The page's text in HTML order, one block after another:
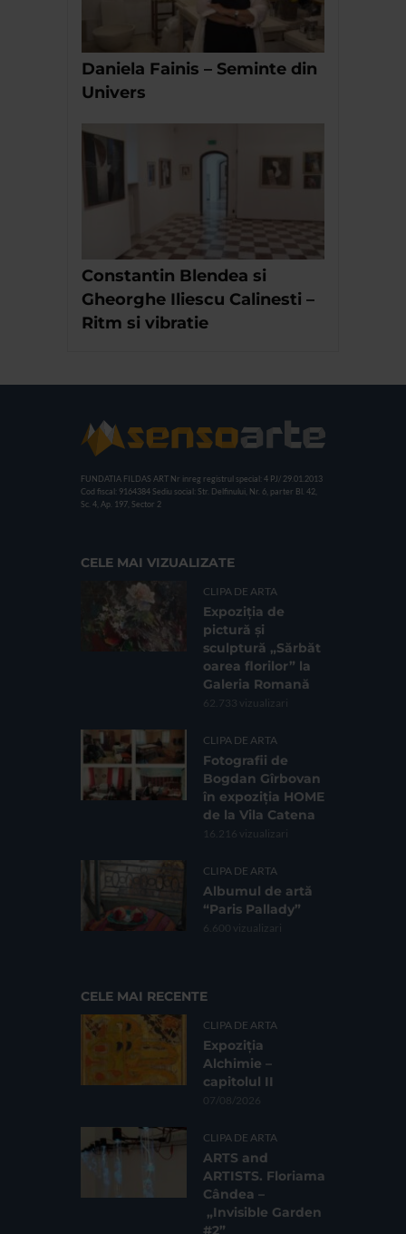
Daniela Fainis – Seminte din
Univers
Constantin Blendea si
Gheorghe Iliescu Calinesti –
Ritm si vibratie
FUNDATIA FILDAS ART Nr inreg registrul special: 4 PJ/ 29.01.2013
Cod fiscal: 9164384 Sediu social: Str. Delfinului, Nr. 6, parter Bl. 42,
Sc. 4, Ap. 197, Sector 2
CELE MAI VIZUALIZATE
CLIPA DE ARTA
Expoziția de
pictură și
sculptură „Sărbăt
oarea florilor” la
Galeria Romană
62.733 vizualizari
CLIPA DE ARTA
Fotografii de
Bogdan Gîrbovan
în expoziția HOME
de la Vila Catena
16.216 vizualizari
CLIPA DE ARTA
Albumul de artă
“Paris Pallady”
6.600 vizualizari
CELE MAI RECENTE
CLIPA DE ARTA
Expoziția
Alchimie –
capitolul II
07/08/2026
CLIPA DE ARTA
ARTS and
ARTISTS. Floriama
Cândea –
„Invisible Garden
#2”